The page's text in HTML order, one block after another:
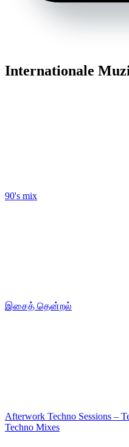
Internationale
90's mix
இசைத் தென்றல்
Afterwork Techno Sessions –
Techno Mixes